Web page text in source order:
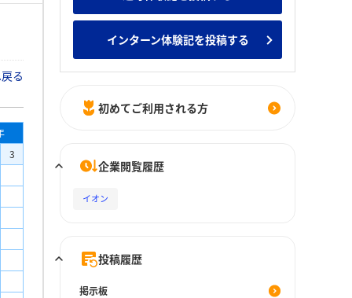
る
3
インターン体験記を投稿する
初めてご利用される方
企業閲覧履歴
イオン
投稿履歴
掲示板